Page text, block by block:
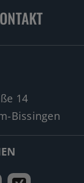
14
Bissingen